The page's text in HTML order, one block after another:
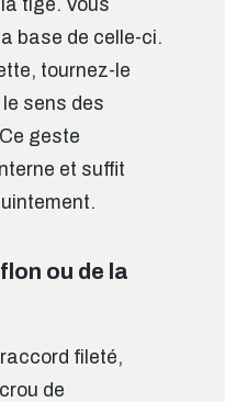
tige. Vous
base de celle-ci.
tournez-le
le sens des
geste
et suffit
ou de la
fileté,
de